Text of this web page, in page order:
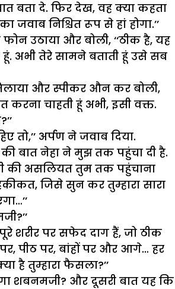
बता दे. फिर देख, वह क्या कहता
जवाब निश्चित रूप से हां होगा.’’
उठाया और बोली, ‘‘ठीक है, यह
अभी तेरे सामने बताती हूं उसे सब
और स्पीकर औन कर बोली,
करना चाहती हूं अभी, इसी वक्त.
तो,’’ अर्पण ने जवाब दिया.
की बात नेहा ने मुझ तक पहुंचा दी है.
की असलियत तुम तक पहुंचाना
जिसे सुन कर तुम्हारा सारा
शरीर पर सफेद दाग हैं, जो ठीक
पीठ पर, बांहों पर और आगे… हर
है तुम्हारा फैसला?’’
शबनमजी? और दूसरी बात यह कि